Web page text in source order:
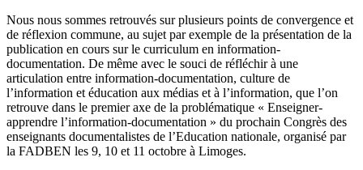
Nous nous sommes retrouvés sur plusieurs points de convergence et
de réflexion commune, au sujet par exemple de la présentation de la
publication en cours sur le curriculum en information-
documentation. De même avec le souci de réfléchir à une
articulation entre information-documentation, culture de
l’information et éducation aux médias et à l’information, que l’on
retrouve dans le premier axe de la problématique « Enseigner-
apprendre l’information-documentation » du prochain Congrès des
enseignants documentalistes de l’Education nationale, organisé par
la FADBEN les 9, 10 et 11 octobre à Limoges.